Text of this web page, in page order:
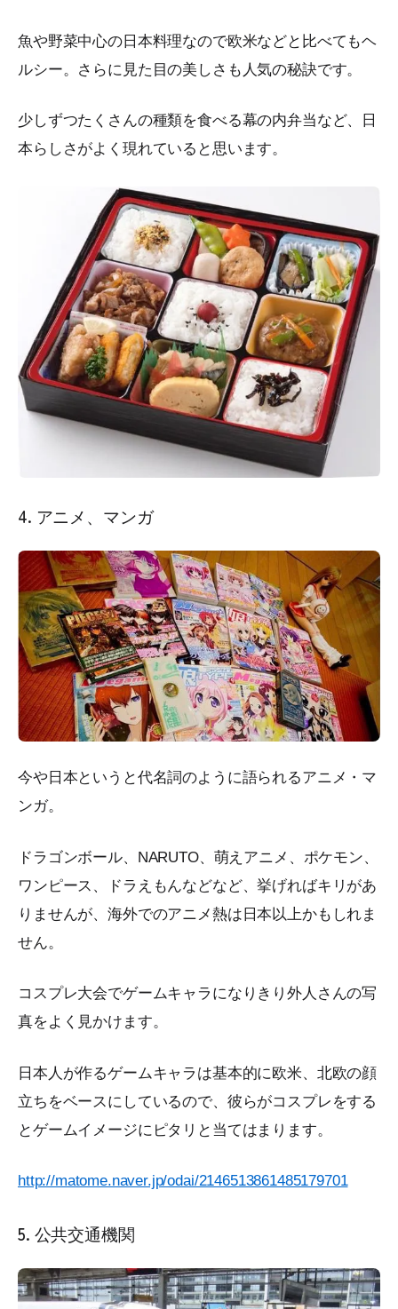
魚や野菜中心の日本料理なので欧米などと比べてもヘ
ルシー。さらに見た目の美しさも人気の秘訣です。
少しずつたくさんの種類を食べる幕の内弁当など、日
本らしさがよく現れていると思います。
4. アニメ、マンガ
今や日本というと代名詞のように語られるアニメ・マ
ンガ。
ドラゴンボール、NARUTO、萌えアニメ、ポケモン、
ワンピース、ドラえもんなどなど、挙げればキリがあ
りませんが、海外でのアニメ熱は日本以上かもしれま
せん。
コスプレ大会でゲームキャラになりきり外人さんの写
真をよく見かけます。
日本人が作るゲームキャラは基本的に欧米、北欧の顔
立ちをベースにしているので、彼らがコスプレをする
とゲームイメージにピタリと当てはまります。
http://matome.naver.jp/odai/2146513861485179701
5. 公共交通機関